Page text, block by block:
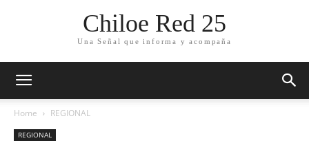
Chiloe Red 25
Una Señal que informa y acompaña
Home REGIONAL
REGIONAL